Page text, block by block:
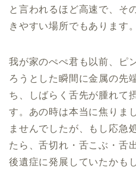
と言われるほど高速で、そ
きやすい場所でもあります。
我が家のぺぺ君も以前、ピ
ろうとした瞬間に金属の先
ち、しばらく舌先が腫れて
す。あの時は本当に焦りま
ませんでしたが、もし応急
たら、舌切れ・舌こぶ・舌
後遺症に発展していたかも